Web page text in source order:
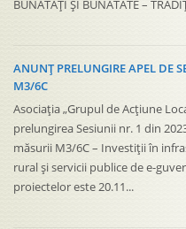
SDL – Versiunea 06 din
SDL – Versiunea 07 din
ANUNȚ PUBLICARE
ANUNT IMPORTANT –
POCU 2014 – 2020 ANUNȚ
AFACERI
ANUNȚ IMPORTANT –
PLANURI DE AFACERI
BUNĂTĂȚI ȘI BUNĂTATE –
ANUNȚ PRELUNGIRE APEL DE
M3/6C
Asociația „Grupul de Acțiune
prelungirea Sesiunii nr. 1 din
măsurii M3/6C – Investiții în
rural și servicii publice de e-
proiectelor este 20.11...